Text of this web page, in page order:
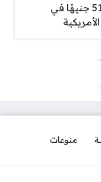
الدولار يتراجع ويستقر عند حوالي 51 جنيهًا في
منوعات